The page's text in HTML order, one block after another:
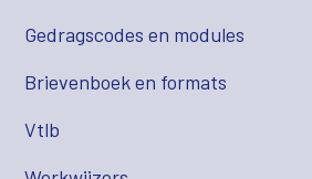
Gedragscodes en modules
Brievenboek en formats
Vtlb